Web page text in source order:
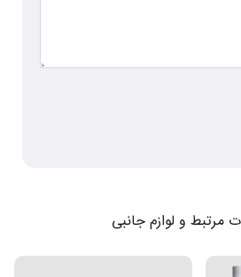
مرتبط و لوازم جانبی